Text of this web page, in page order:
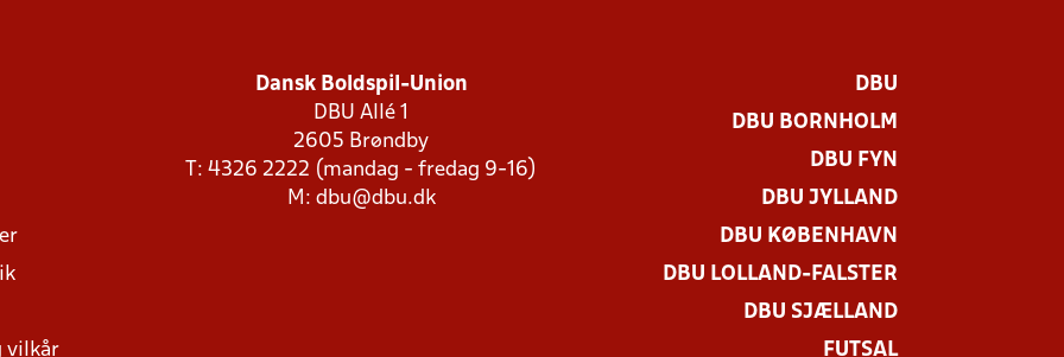
vilkår
Dansk Boldspil-Union
DBU Allé 1
2605 Brøndby
T: 4326 2222 (mandag - fredag 9-16)
M: dbu@dbu.dk
DBU
DBU BORNHOLM
DBU FYN
DBU JYLLAND
DBU KØBENHAVN
DBU LOLLAND-FALSTER
DBU SJÆLLAND
FUTSAL